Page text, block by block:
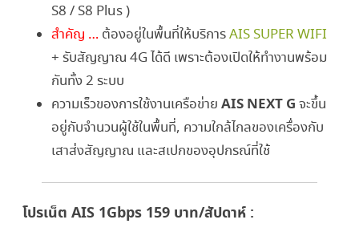
S8 / S8 Plus )
สำคัญ … ต้องอยู่ในพื้นที่ให้บริการAIS SUPER WIFI
+ รับสัญญาณ 4G ได้ดี เพราะต้องเปิดให้ทำงานพร้อม
กันทั้ง 2 ระบบ
ความเร็วของการใช้งานเครือข่าย AIS NEXT G จะขึ้น
อยู่กับจำนวนผู้ใช้ในพื้นที่, ความใกล้ไกลของเครื่องกับ
เสาส่งสัญญาณ และสเปกของอุปกรณ์ที่ใช้
โปรเน็ต AIS 1Gbps 159 บาท/สัปดาห์ :